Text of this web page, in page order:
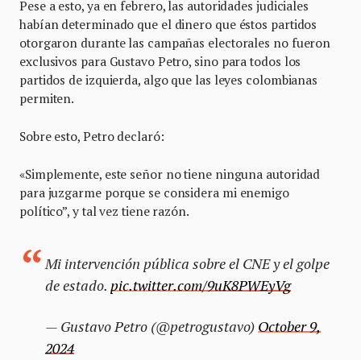
Pese a esto, ya en febrero, las autoridades judiciales
habían determinado que el dinero que éstos partidos
otorgaron durante las campañas electorales no fueron
exclusivos para Gustavo Petro, sino para todos los
partidos de izquierda, algo que las leyes colombianas
permiten.
Sobre esto, Petro declaró:
«Simplemente, este señor no tiene ninguna autoridad
para juzgarme porque se considera mi enemigo
político”, y tal vez tiene razón.
Mi intervención pública sobre el CNE y el golpe
de estado. pic.twitter.com/9uK8PWEyVg
— Gustavo Petro (@petrogustavo) October 9,
2024